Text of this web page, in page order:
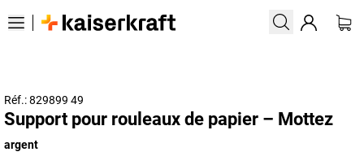
Réf.: 829899 49
Support pour rouleaux de papier – Mottez
argent